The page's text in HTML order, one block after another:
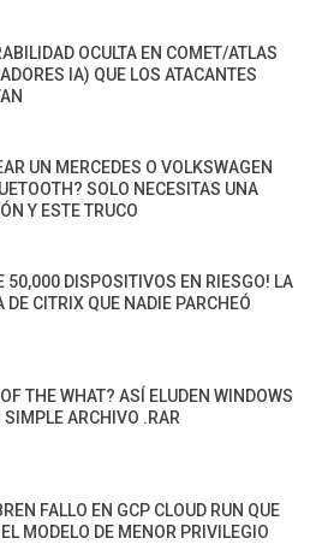
OCULTA EN COMET/ATLAS
IA) QUE LOS ATACANTES
UN MERCEDES O VOLKSWAGEN
SOLO NECESITAS UNA
Y ESTE TRUCO
50,000 DISPOSITIVOS EN RIESGO! LA
DE CITRIX QUE NADIE PARCHEÓ
THE WHAT? ASÍ ELUDEN WINDOWS
SIMPLE ARCHIVO .RAR
FALLO EN GCP CLOUD RUN QUE
MODELO DE MENOR PRIVILEGIO